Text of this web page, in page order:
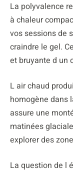
La polyvalence
à chaleur
vos sessions de
craindre le gel.
et bruyante d un
L air chaud
homogène dans
assure une
matinées
explorer des
La question de l